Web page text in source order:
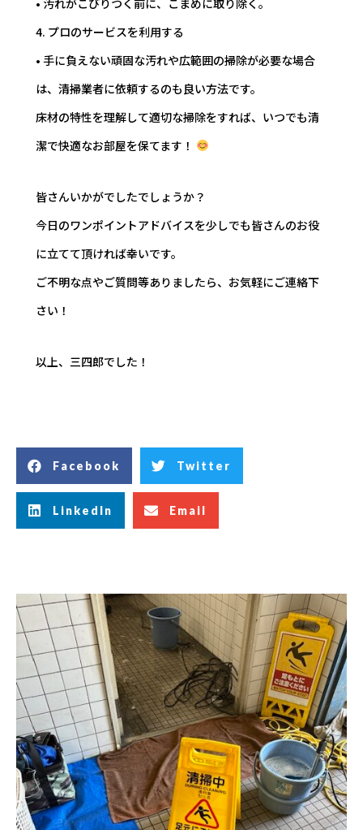
• 汚れがこびりつく前に、こまめに取り除く。
4. プロのサービスを利用する
• 手に負えない頑固な汚れや広範囲の掃除が必要な場合
は、清掃業者に依頼するのも良い方法です。
床材の特性を理解して適切な掃除をすれば、いつでも清
潔で快適なお部屋を保てます！
皆さんいかがでしたでしょうか？
今日のワンポイントアドバイスを少しでも皆さんのお役
に立てて頂ければ幸いです。
ご不明な点やご質問等ありましたら、お気軽にご連絡下
さい！
以上、三四郎でした！
Facebook Twitter
LinkedIn Email